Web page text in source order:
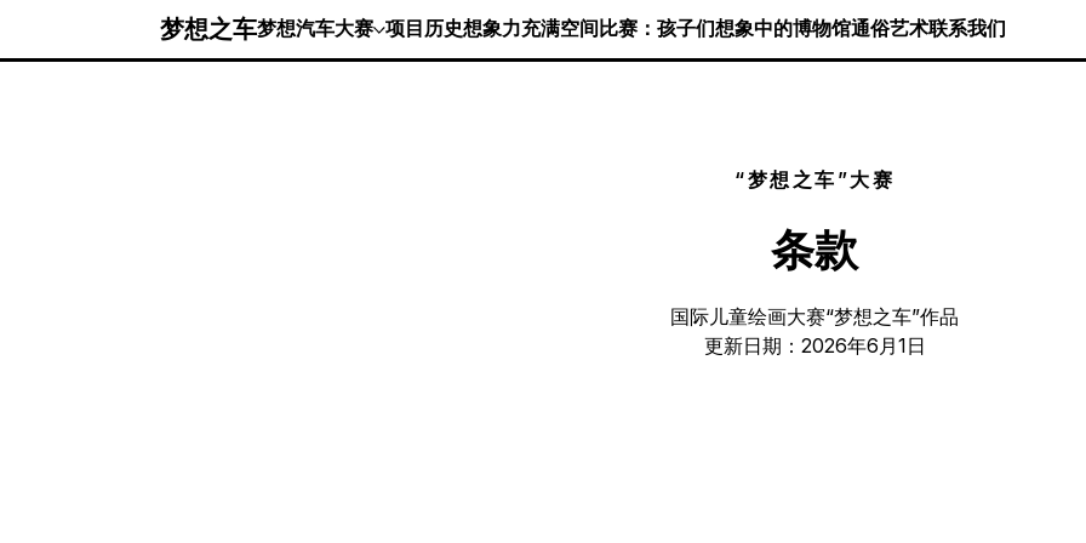
梦想之车梦想汽车大赛 项目历史想象力充满空间 比赛：孩子们想象中的博物馆通俗艺术联系我们
“梦想之车”大赛
条款
国际儿童绘画大赛“梦想之车”作品
更新日期：2026年6月1日